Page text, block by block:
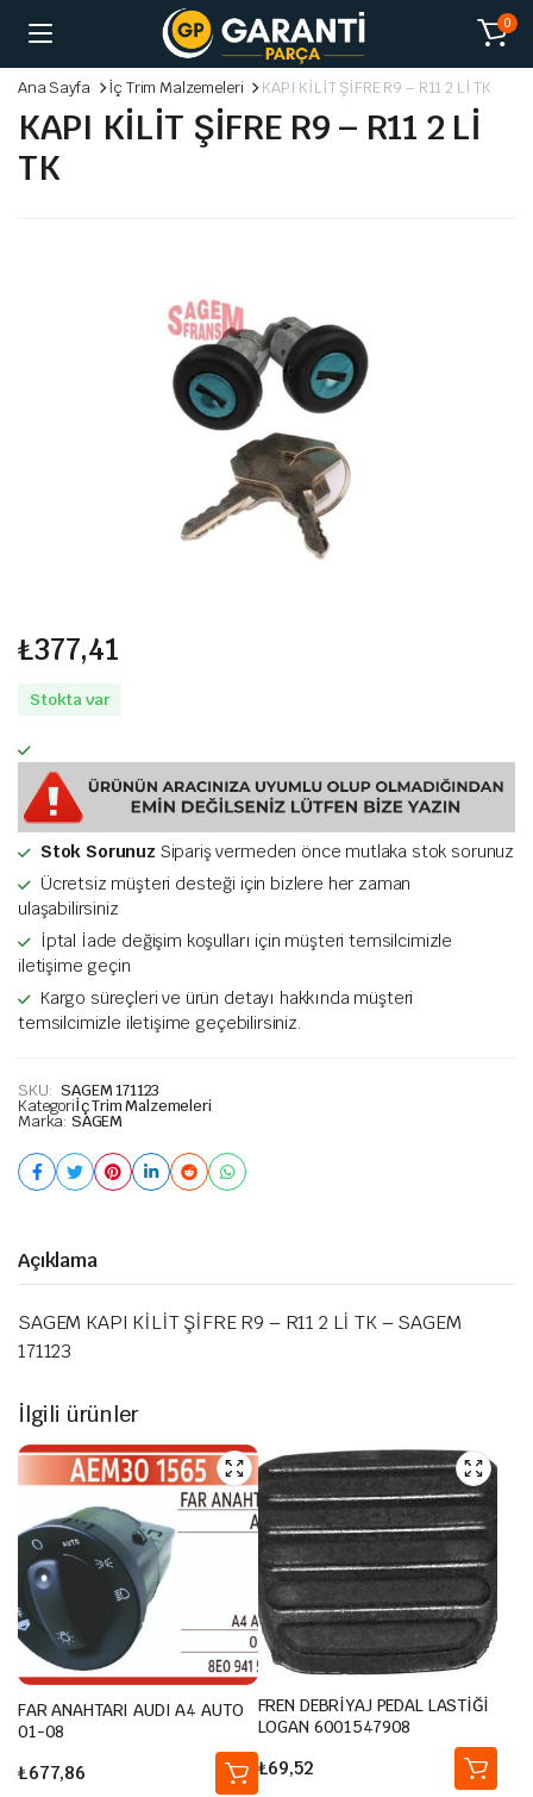
0
Ana Sayfa İç Trim Malzemeleri KAPI KİLİT ŞİFRE R9 – R11 2 Lİ TK
KAPI KİLİT ŞİFRE R9 – R11 2 Lİ
TK
₺377,41
Stokta var
Stok Sorunuz Sipariş vermeden önce mutlaka stok sorunuz
Ücretsiz müşteri desteği için bizlere her zaman
ulaşabilirsiniz
İptal İade değişim koşulları için müşteri temsilcimizle
iletişime geçin
Kargo süreçleri ve ürün detayı hakkında müşteri
temsilcimizle iletişime geçebilirsiniz.
SKU: SAGEM 171123
Kategoriİç Trim Malzemeleri
Marka: SAGEM
Açıklama
SAGEM KAPI KİLİT ŞİFRE R9 – R11 2 Lİ TK – SAGEM
171123
İlgili ürünler
FAR ANAHTARI AUDI A4 AUTO
01-08
₺677,86
FREN DEBRİYAJ PEDAL LASTİĞİ
LOGAN 6001547908
₺69,52